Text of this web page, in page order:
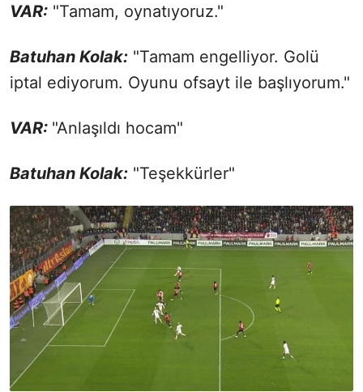
VAR: "Tamam, oynatıyoruz."
Batuhan Kolak: "Tamam engelliyor. Golü
iptal ediyorum. Oyunu ofsayt ile başlıyorum."
VAR: "Anlaşıldı hocam"
Batuhan Kolak: "Teşekkürler"